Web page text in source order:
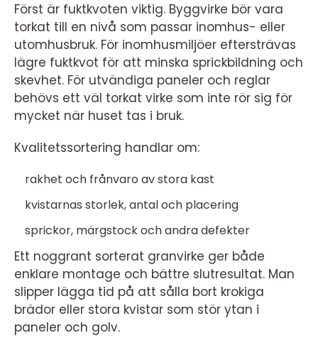
Först är fuktkvoten viktig. Byggvirke bör vara
torkat till en nivå som passar inomhus- eller
utomhusbruk. För inomhusmiljöer eftersträvas
lägre fuktkvot för att minska sprickbildning och
skevhet. För utvändiga paneler och reglar
behövs ett väl torkat virke som inte rör sig för
mycket när huset tas i bruk.
Kvalitetssortering handlar om:
rakhet och frånvaro av stora kast
kvistarnas storlek, antal och placering
sprickor, märgstock och andra defekter
Ett noggrant sorterat granvirke ger både
enklare montage och bättre slutresultat. Man
slipper lägga tid på att sålla bort krokiga
brädor eller stora kvistar som stör ytan i
paneler och golv.